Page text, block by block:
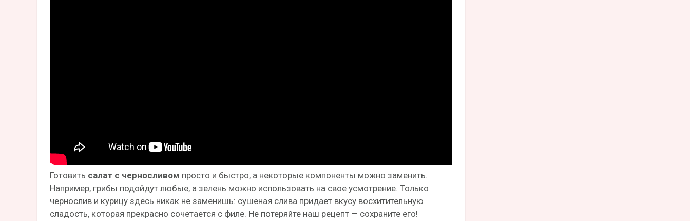
Готовить салат с черносливом просто и быстро, а некоторые компоненты можно заменить.
Например, грибы подойдут любые, а зелень можно использовать на свое усмотрение. Только
чернослив и курицу здесь никак не заменишь: сушеная слива придает вкусу восхитительную
сладость, которая прекрасно сочетается с филе. Не потеряйте наш рецепт — сохраните его!